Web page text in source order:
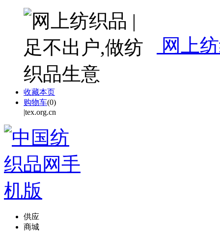
网上
收藏本页
购物车(0)
|tex.org.cn
供应
商城